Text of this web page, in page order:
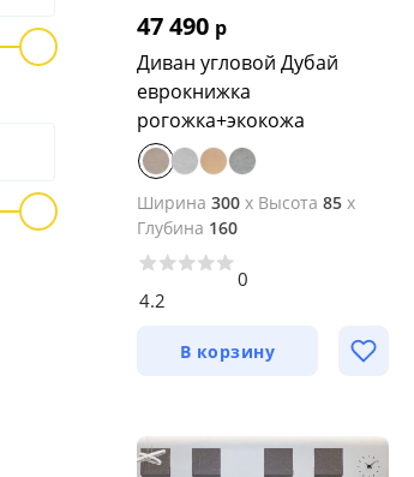
47 490 р
Диван угловой Дубай
еврокнижка
рогожка+экокожа
Ширина 300 x Высота 85 x
Глубина 160
4.2
0
В корзину